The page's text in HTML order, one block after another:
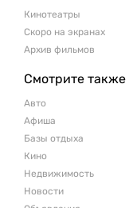
Кинотеатры
Скоро на экранах
Архив фильмов
Смотрите также
Авто
Афиша
Базы отдыха
Кино
Недвижимость
Новости